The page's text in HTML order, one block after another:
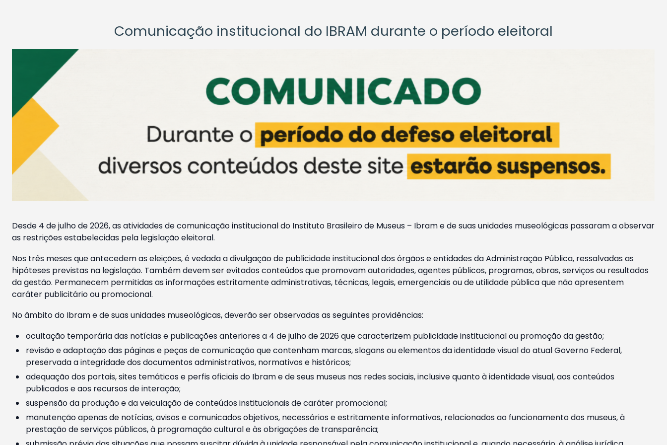
Comunicação institucional do IBRAM durante o período eleitoral
Desde 4 de julho de 2026, as atividades de comunicação institucional do Instituto Brasileiro de Museus – Ibram e de suas unidades museológicas passaram a observar
as restrições estabelecidas pela legislação eleitoral.
Nos três meses que antecedem as eleições, é vedada a divulgação de publicidade institucional dos órgãos e entidades da Administração Pública, ressalvadas as
hipóteses previstas na legislação. Também devem ser evitados conteúdos que promovam autoridades, agentes públicos, programas, obras, serviços ou resultados
da gestão. Permanecem permitidas as informações estritamente administrativas, técnicas, legais, emergenciais ou de utilidade pública que não apresentem
caráter publicitário ou promocional.
No âmbito do Ibram e de suas unidades museológicas, deverão ser observadas as seguintes providências:
ocultação temporária das notícias e publicações anteriores a 4 de julho de 2026 que caracterizem publicidade institucional ou promoção da gestão;
revisão e adaptação das páginas e peças de comunicação que contenham marcas, slogans ou elementos da identidade visual do atual Governo Federal,
preservada a integridade dos documentos administrativos, normativos e históricos;
adequação dos portais, sites temáticos e perfis oficiais do Ibram e de seus museus nas redes sociais, inclusive quanto à identidade visual, aos conteúdos
publicados e aos recursos de interação;
suspensão da produção e da veiculação de conteúdos institucionais de caráter promocional;
manutenção apenas de notícias, avisos e comunicados objetivos, necessários e estritamente informativos, relacionados ao funcionamento dos museus, à
prestação de serviços públicos, à programação cultural e às obrigações de transparência;